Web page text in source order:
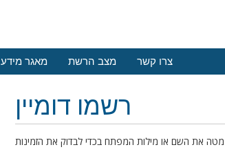
מאגר מידע מצב הרשת צרו קשר
רשמו דומיין